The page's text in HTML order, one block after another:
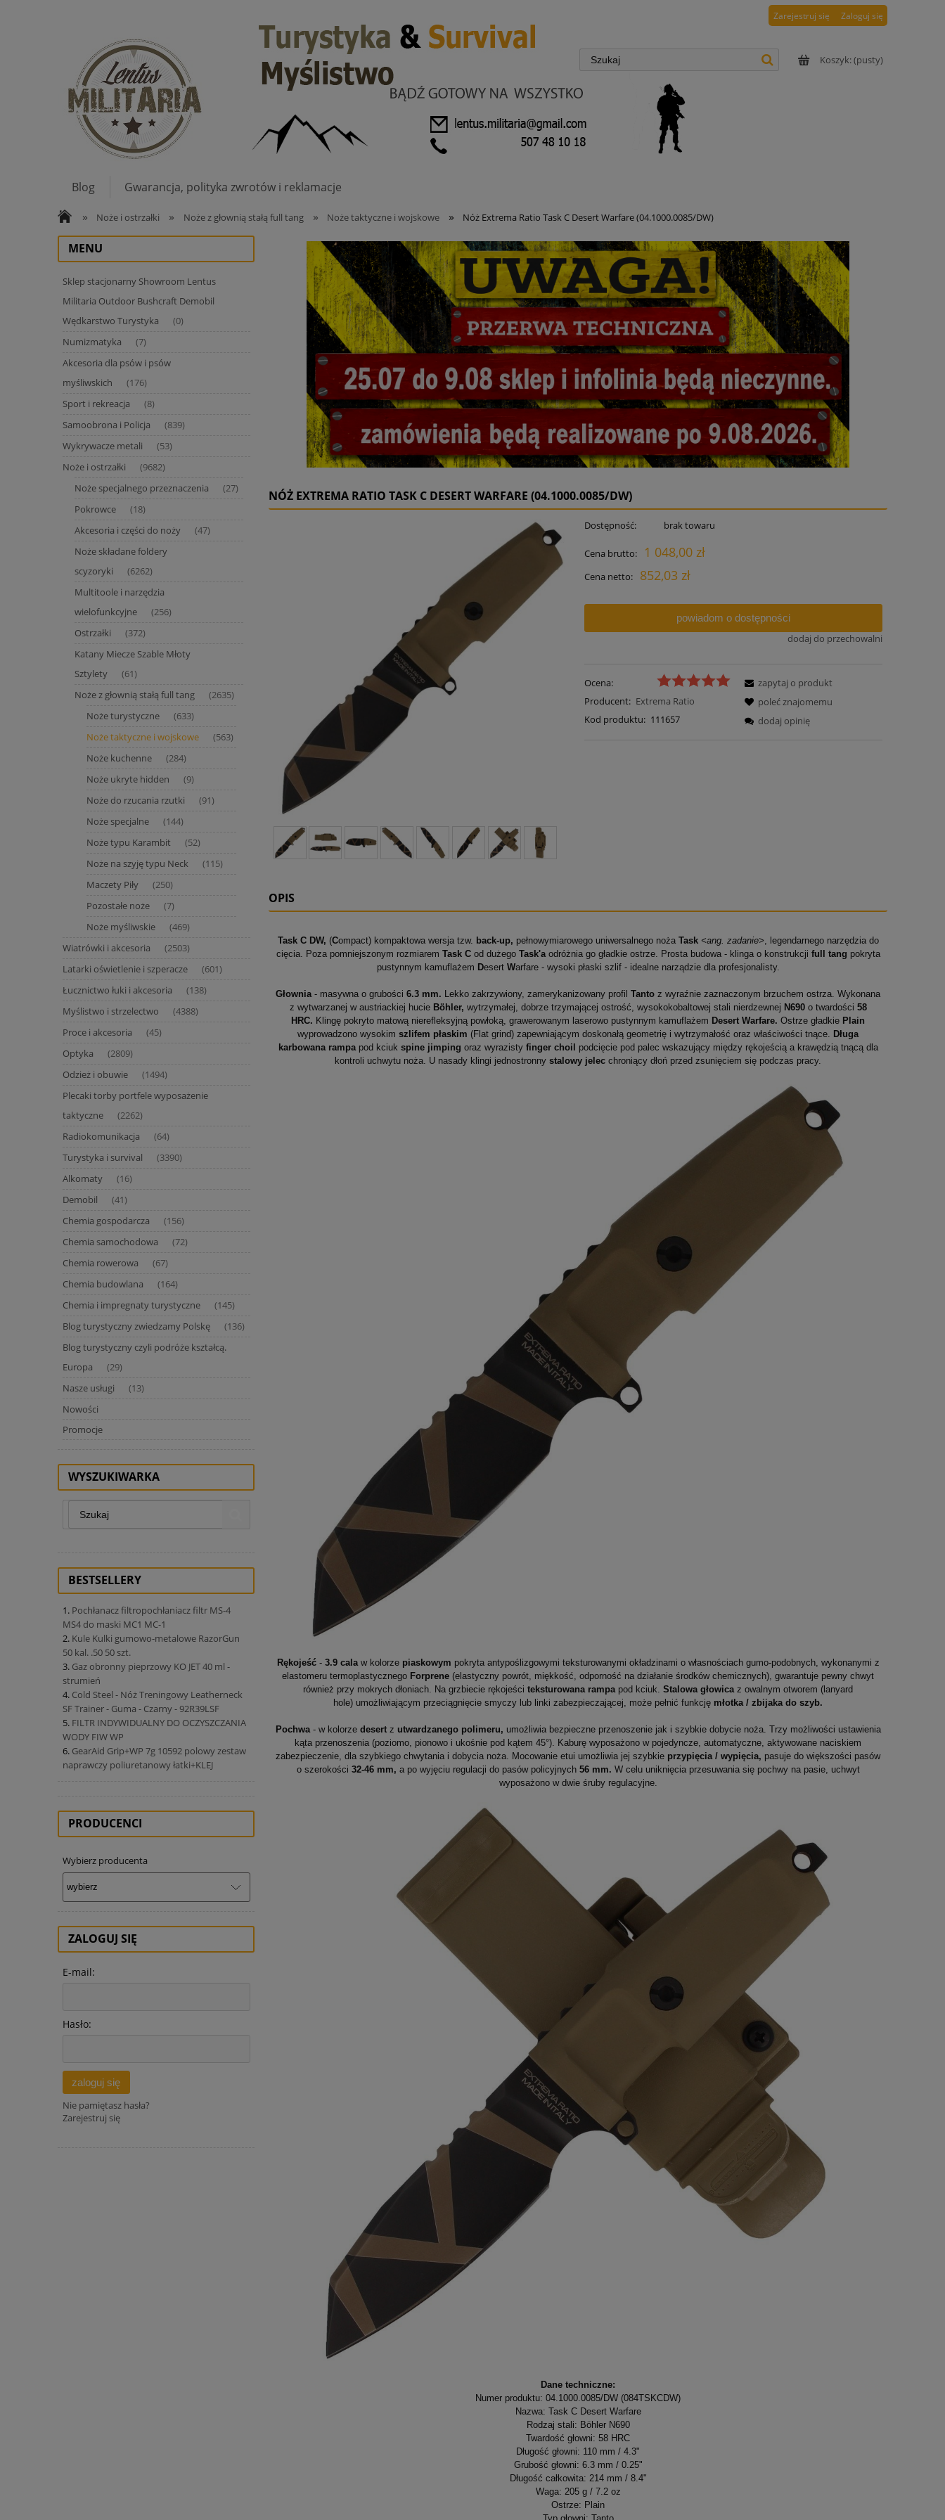
Zarejestruj się Zaloguj się
Koszyk:(pusty)
Blog
Gwarancja, polityka zwrotów i reklamacje
»
Noże i ostrzałki » Noże z głownią stałą full tang » Noże taktyczne i wojskowe » Nóż Extrema Ratio Task C Desert Warfare (04.1000.0085/DW)
MENU
Sklep stacjonarny Showroom Lentus
Militaria Outdoor Bushcraft Demobil
Wędkarstwo Turystyka
(0)
Numizmatyka (7)
Akcesoria dla psów i psów
myśliwskich
(176)
Sport i rekreacja (8)
Samoobrona i Policja (839)
Wykrywacze metali (53)
Noże i ostrzałki (9682)
Noże specjalnego przeznaczenia (27)
Pokrowce (18)
Akcesoria i części do noży (47)
Noże składane foldery
scyzoryki
(6262)
Multitoole i narzędzia
wielofunkcyjne
(256)
Ostrzałki (372)
Katany Miecze Szable Młoty
Sztylety
(61)
Noże z głownią stałą full tang (2635)
Noże turystyczne (633)
Noże taktyczne i wojskowe (563)
Noże kuchenne (284)
Noże ukryte hidden (9)
Noże do rzucania rzutki (91)
Noże specjalne (144)
Noże typu Karambit (52)
Noże na szyję typu Neck (115)
Maczety Piły (250)
Pozostałe noże (7)
Noże myśliwskie (469)
Wiatrówki i akcesoria (2503)
Latarki oświetlenie i szperacze (601)
Łucznictwo łuki i akcesoria (138)
Myślistwo i strzelectwo (4388)
Proce i akcesoria (45)
Optyka (2809)
Odzież i obuwie (1494)
Plecaki torby portfele wyposażenie
taktyczne
(2262)
Radiokomunikacja (64)
Turystyka i survival (3390)
Alkomaty (16)
Demobil (41)
Chemia gospodarcza (156)
Chemia samochodowa (72)
Chemia rowerowa (67)
Chemia budowlana (164)
Chemia i impregnaty turystyczne (145)
Blog turystyczny zwiedzamy Polskę (136)
Blog turystyczny czyli podróże kształcą.
Europa
(29)
Nasze usługi (13)
Nowości
Promocje
WYSZUKIWARKA
BESTSELLERY
Pochłanacz filtropochłaniacz filtr MS-4
MS4 do maski MC1 MC-1
Kule Kulki gumowo-metalowe RazorGun
50 kal. .50 50 szt.
Gaz obronny pieprzowy KO JET 40 ml -
strumień
Cold Steel - Nóż Treningowy Leatherneck
SF Trainer - Guma - Czarny - 92R39LSF
FILTR INDYWIDUALNY DO OCZYSZCZANIA
WODY FIW WP
GearAid Grip+WP 7g 10592 polowy zestaw
naprawczy poliuretanowy łatki+KLEJ
PRODUCENCI
Wybierz producenta
ZALOGUJ SIĘ
E-mail:
Hasło:
zaloguj się
Nie pamiętasz hasła?
Zarejestruj się
NÓŻ EXTREMA RATIO TASK C DESERT WARFARE (04.1000.0085/DW)
Dostępność: brak towaru
Cena brutto: 1 048,00 zł
Cena netto: 852,03 zł
powiadom o dostępności
dodaj do przechowalni
Ocena:
Producent: Extrema Ratio
Kod produktu: 111657
zapytaj o produkt
poleć znajomemu
dodaj opinię
OPIS
Task C DW, (Compact) kompaktowa wersja tzw. back-up, pełnowymiarowego uniwersalnego noża Task <ang. zadanie>, legendarnego narzędzia do
cięcia. Poza pomniejszonym rozmiarem Task C od dużego Task'aodróżnia go gładkie ostrze. Prosta budowa - klinga o konstrukcji full tang pokryta
pustynnym kamuflażem DesertWarfare - wysoki płaski szlif - idealne narządzie dla profesjonalisty.
Głownia- masywna o grubości 6.3 mm. Lekko zakrzywiony, zamerykanizowany profil Tanto z wyraźnie zaznaczonym brzuchem ostrza. Wykonana
z wytwarzanej w austriackiej hucie Böhler, wytrzymałej, dobrze trzymającej ostrość, wysokokobaltowej stali nierdzewnej N690 o twardości 58
HRC. Klingę pokryto matową nierefleksyjną powłoką, grawerowanym laserowo pustynnym kamuflażem Desert Warfare. Ostrze gładkie Plain
wyprowadzono wysokim szlifem płaskim (Flat grind) zapewniającym doskonałą geometrię i wytrzymałość oraz właściwości tnące. Długa
karbowana rampapod kciuk spine jimping oraz wyrazistyfinger choil
podcięcie pod palec wskazujący między rękojeścią a krawędzią tnącą dla
kontroli uchwytu noża. U nasady klingi jednostronny stalowy jelec chroniący dłoń przed zsunięciem się podczas pracy.
Rękojeść- 3.9 cala w kolorze piaskowym pokryta antypoślizgowymi teksturowanymi okładzinami o własnościach gumo-podobnych, wykonanymi z
elastomeru termoplastycznego Forprene (elastyczny powrót, miękkość, odporność na działanie środków chemicznych), gwarantuje pewny chwyt
również przy mokrych dłoniach. Na grzbiecie rękojeści teksturowana rampapod kciuk. Stalowa głowicaz owalnym otworem (lanyard
hole) umożliwiającym przeciągnięcie smyczy lub linki zabezpieczającej, może pełnić funkcję młotka / zbijaka do szyb.
Pochwa- w kolorzedesertz utwardzanego polimeru, umożliwia bezpieczne przenoszenie jak i szybkie dobycie noża. Trzy możliwości ustawienia
kąta przenoszenia (poziomo, pionowo i ukośnie pod kątem 45°). Kaburę wyposażono w pojedyncze, automatyczne, aktywowane naciskiem
zabezpieczenie, dla szybkiego chwytania i dobycia noża. Mocowanie etui umożliwia jej szybkie przypięcia / wypięcia, pasuje do większości pasów
o szerokości 32-46 mm, a po wyjęciu regulacji do pasów policyjnych56 mm. W celu uniknięcia przesuwania się pochwy na pasie, uchwyt
wyposażono w dwie śruby regulacyjne.
Dane techniczne:
Numer produktu: 04.1000.0085/DW (084TSKCDW)
Nazwa: Task C Desert Warfare
Rodzaj stali: Böhler N690
Twardość głowni: 58 HRC
Długość głowni: 110 mm / 4.3"
Grubość głowni: 6.3 mm / 0.25"
Długość całkowita: 214 mm / 8.4"
Waga: 205 g / 7.2 oz
Ostrze: Plain